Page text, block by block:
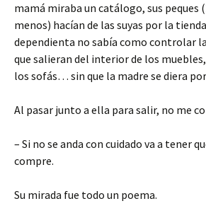
mamá miraba un catálogo, sus peques
menos) hacían de las suyas por la
dependienta no sabía como controlar
que salieran del interior de los muebles,
los sofás… sin que la madre se diera
Al pasar junto a ella para salir, no me
– Si no se anda con cuidado va a tener
compre.
Su mirada fue todo un poema.